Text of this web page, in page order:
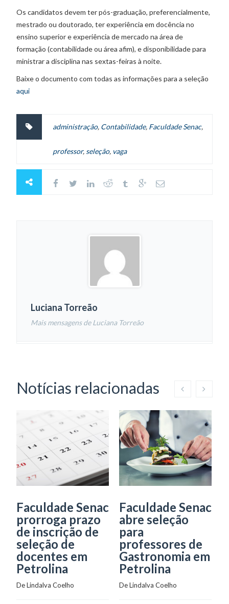
Os candidatos devem ter pós-graduação, preferencialmente,
mestrado ou doutorado, ter experiência em docência no
ensino superior e experiência de mercado na área de
formação (contabilidade ou área afim), e disponibilidade para
ministrar a disciplina nas sextas-feiras à noite.
Baixe o documento com todas as informações para a seleção
aqui
administração, Contabilidade, Faculdade Senac,
professor,seleção, vaga
Luciana Torreão
Mais mensagens de Luciana Torreão
Notícias relacionadas
Faculdade Senac
prorroga prazo
de inscrição de
seleção de
docentes em
Petrolina
De Lindalva Coelho
Faculdade Senac
abre seleção
para
professores de
Gastronomia em
Petrolina
De Lindalva Coelho